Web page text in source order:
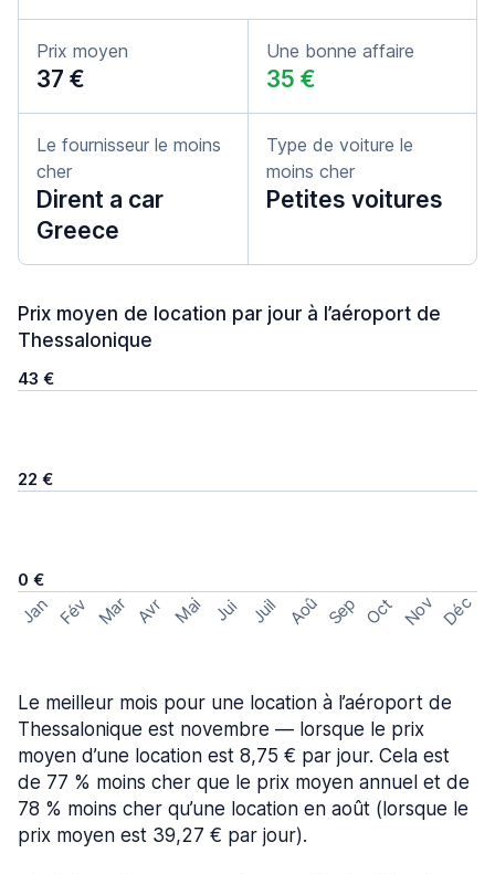
Prix moyen
37 €
Une bonne affaire
35 €
Le fournisseur le moins
cher
Dirent a car
Greece
Type de voiture le
moins cher
Petites voitures
Prix moyen de location par jour à l’aéroport de
Thessalonique
43 €
22 €
0 €
Jan Fév Mar Avr Mai Jui Juil Aoû Sep Oct Nov Déc
Le meilleur mois pour une location à l’aéroport de
Thessalonique est novembre — lorsque le prix
moyen d’une location est 8,75 € par jour. Cela est
de 77 % moins cher que le prix moyen annuel et de
78 % moins cher qu’une location en août (lorsque le
prix moyen est 39,27 € par jour).